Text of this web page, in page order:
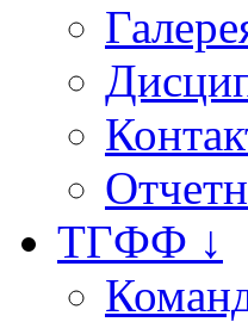
ТГФФ ↓